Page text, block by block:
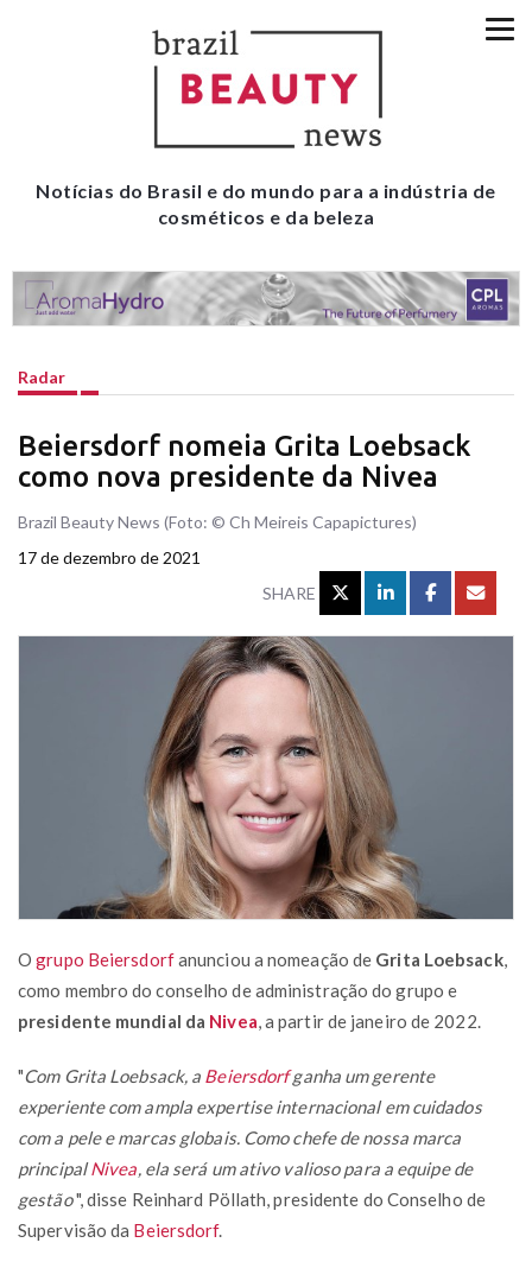
Notícias do Brasil e do mundo para a indústria de
cosméticos e da beleza
Radar
Beiersdorf nomeia Grita Loebsack
como nova presidente da Nivea
Brazil Beauty News (Foto: © Ch Meireis Capapictures)
17 de dezembro de 2021
SHARE
Ogrupo Beiersdorfanunciou a nomeação de Grita Loebsack,
como membro do conselho de administração do grupo e
presidente mundial da Nivea , a partir de janeiro de 2022.
"Com Grita Loebsack, a Beiersdorfganha um gerente
experiente com ampla expertise internacional em cuidados
com a pele e marcas globais. Como chefe de nossa marca
principalNivea , ela será um ativo valioso para a equipe de
gestão", disse Reinhard Pöllath, presidente do Conselho de
Supervisão da Beiersdorf.